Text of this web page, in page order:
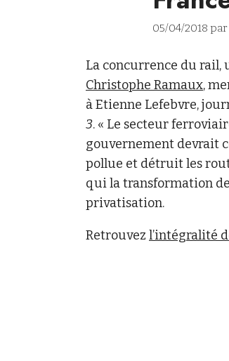
05/04/2018 par
La concurrence du rail,
Christophe Ramaux,
à Etienne Lefebvre,
3. « Le secteur
gouvernement devrait
pollue et détruit les
qui la transformation
privatisation.
Retrouvez l’intégralité